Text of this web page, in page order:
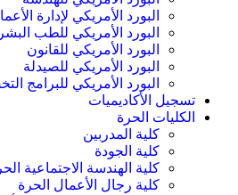
البورد الأمريكي لإدارة
البورد الأمريكي للطب
البورد الأمريكي للقانون
البورد الأمريكي للصيدلة
البورد الأمريكي للبرامج
تسجيل الأكاديميات
الكليات الحرة
كلية المدربين
كلية الجودة
كلية الهندسة الاجتماعية
كلية رجال الأعمال الحرة